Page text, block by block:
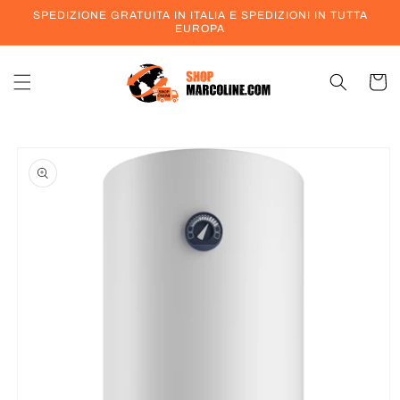
direttamente
SPEDIZIONE GRATUITA IN ITALIA E SPEDIZIONI IN TUTTA
EUROPA
Carrello
informazioni
sul prodotto